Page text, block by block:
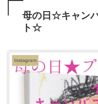
母の日☆キャン
ト☆
Instagram